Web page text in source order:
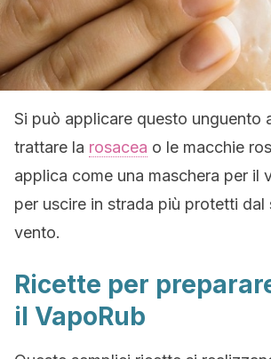
Si può applicare questo unguento
trattare la rosacea o le macchie
applica come una maschera per il
per uscire in strada più protetti dal
vento.
Ricette per
il VapoRub